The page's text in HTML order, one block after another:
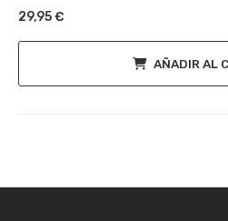
29,95€
AÑADIR AL